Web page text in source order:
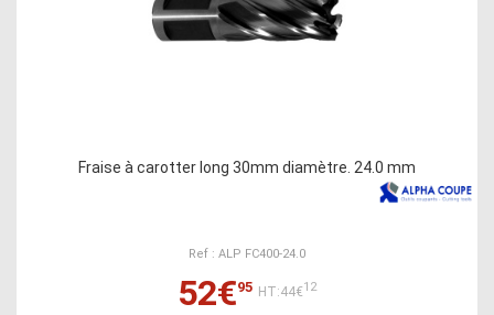
Fraise à carotter long 30mm diamètre. 24.0 mm
Ref : ALP FC400-24.0
52€95 HT:44€12